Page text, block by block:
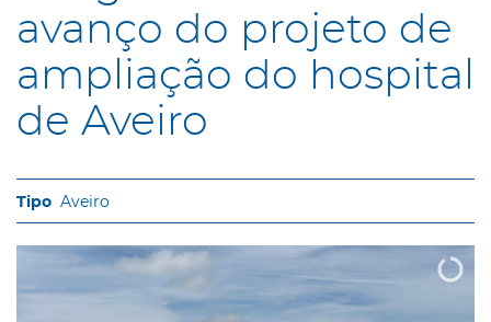
avanço do projeto de
ampliação do hospital
de Aveiro
Aveiro